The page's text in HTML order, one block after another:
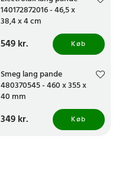
140172872016 - 46,5 x
38,4 x 4 cm
Pris:549 kr.
549 kr. Køb
Smeg lang pande
480370545 - 460 x 355 x
40 mm
Pris:349 kr.
349 kr. Køb